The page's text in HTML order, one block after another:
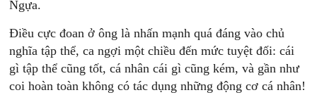
Ngựa.
Điều cực đoan ở ông là nhấn mạnh quá đáng vào chủ
nghĩa tập thể, ca ngợi một chiều đến mức tuyệt đối: cái
gì tập thể cũng tốt, cá nhân cái gì cũng kém, và gần như
coi hoàn toàn không có tác dụng những động cơ cá nhân!